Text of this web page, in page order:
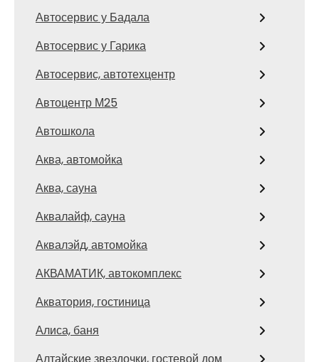
Автосервис у Бадала
Автосервис у Гарика
Автосервис, автотехцентр
Автоцентр М25
Автошкола
Аква, автомойка
Аква, сауна
Аквалайф, сауна
Аквалэйд, автомойка
АКВАМАТИК, автокомплекс
Акватория, гостиница
Алиса, баня